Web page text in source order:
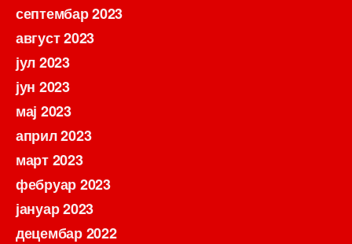
септембар 2023
август 2023
јул 2023
јун 2023
мај 2023
април 2023
март 2023
фебруар 2023
јануар 2023
децембар 2022